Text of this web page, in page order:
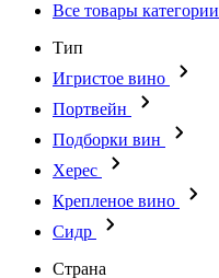
Все товары категории
Тип
Игристое вино
Портвейн
Подборки вин
Херес
Крепленое вино
Сидр
Страна